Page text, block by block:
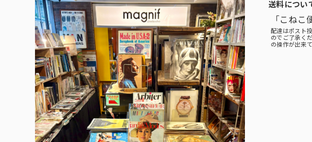
送料につい
「こねこ
配達はポスト
のでご了承く
の操作が出来